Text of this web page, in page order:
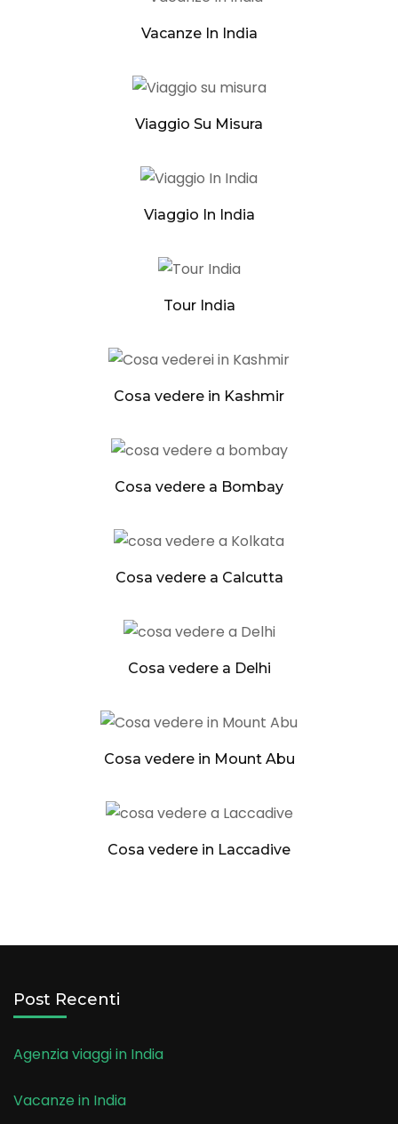
Vacanze In India
Viaggio Su Misura
Viaggio In India
Tour India
Cosa vedere in Kashmir
Cosa vedere a Bombay
Cosa vedere a Calcutta
Cosa vedere a Delhi
Cosa vedere in Mount Abu
Cosa vedere in Laccadive
Post Recenti
Agenzia viaggi in India
Vacanze in India